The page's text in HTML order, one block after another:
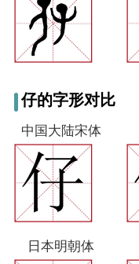
仔的字形对比
中国大陆宋体
日本明朝体